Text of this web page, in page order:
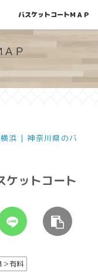
ットコート情報
ＡＰ
浜 | 神奈川県のバ
ケットコート
＞有料
バスケットコートＭＡＰ